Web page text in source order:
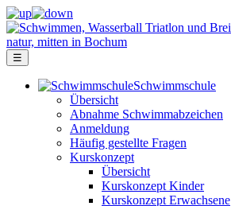
☰
Schwimm­schule
Übersicht
Ab­nah­me Schwimm­ab­zei­chen
Anmeldung
Häufig gestellte Fragen
Kurs­konzept
Übersicht
Kurskonzept Kinder
Kurskonzept Erwachsene